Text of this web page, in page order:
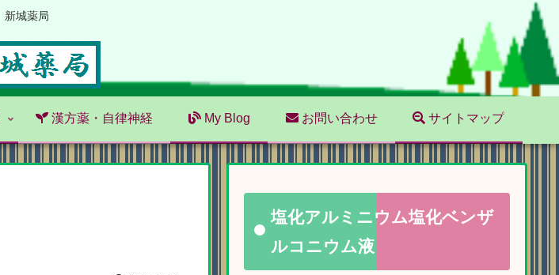
新城薬局
漢方薬・自律神経 My Blog お問い合わせ サイトマップ
塩化アルミニウム塩化ベンザ
ルコニウム液